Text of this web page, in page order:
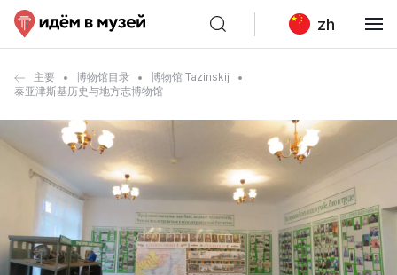
zh
主要 博物馆目录
博物馆 Tazinskij
泰亚津斯基历史与地方志博物馆